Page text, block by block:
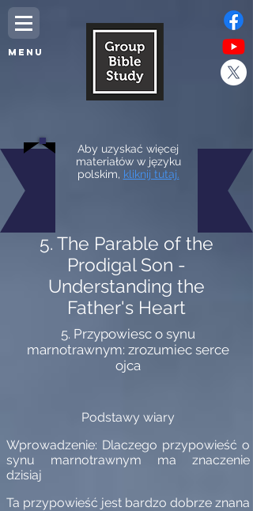
MENU
Aby uzyskać więcej
materiałów w języku
polskim, kliknij tutaj.
5. The Parable of the
Prodigal Son -
Understanding the
Father's Heart
5. Przypowiesc o synu
marnotrawnym: zrozumiec serce
ojca
Podstawy wiary
Wprowadzenie: Dlaczego przypowieść o
synu marnotrawnym ma znaczenie
dzisiaj
Ta przypowieść jest bardzo dobrze znana